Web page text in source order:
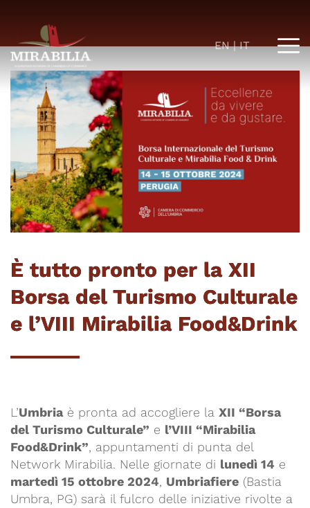
EN IT
È tutto pronto per la XII
Borsa del Turismo Culturale
e l’VIII Mirabilia Food&Drink
L’Umbriaè pronta ad accogliere la XII “Borsa
del Turismo Culturale” e l’VIII “Mirabilia
Food&Drink”, appuntamenti di punta del
Network Mirabilia. Nelle giornate di lunedì 14 e
martedì 15 ottobre 2024, Umbriafiere (Bastia
Umbra, PG) sarà il fulcro delle iniziative rivolte a